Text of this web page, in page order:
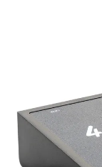
เกี่ยว
กับ